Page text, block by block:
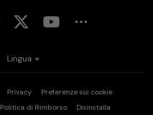
Privacy
Preferenze sui cookie
Politica di Rimborso Disinstalla
Lingua